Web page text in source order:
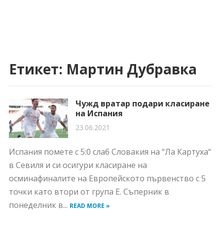
Етикет: Мартин Дубравка
Чужд вратар подари класиране
на Испания
23.06.2021
Испания помете с 5:0 слаб Словакия на “Ла Картуха“
в Севиля и си осигури класиране на
осминафиналите на Европейското първенство с 5
точки като втори от група Е. Съперник в
понеделник в... READ MORE »